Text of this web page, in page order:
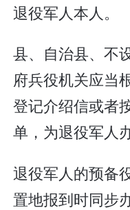
退役军人本人。
县、自治县、不
府兵役机关应当
登记介绍信或者
单，为退役军人
退役军人的预备
置地报到时同步